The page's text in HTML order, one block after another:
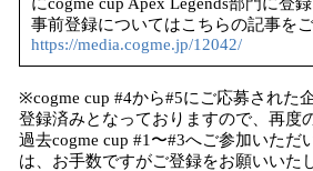
事前登録についてはこちらの記事をご
https://media.cogme.jp/12042/
※cogme cup #4から#5にご応募された
登録済みとなっておりますので、再度
過去cogme cup #1〜#3へご参加いただ
は、お手数ですがご登録をお願いいた